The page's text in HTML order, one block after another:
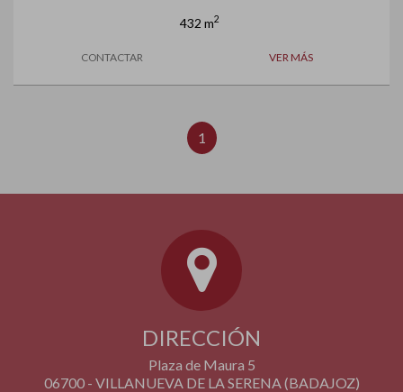
432 m2
CONTACTAR VER MÁS
1
DIRECCIÓN
Plaza de Maura 5
06700 - VILLANUEVA DE LA SERENA (BADAJOZ)